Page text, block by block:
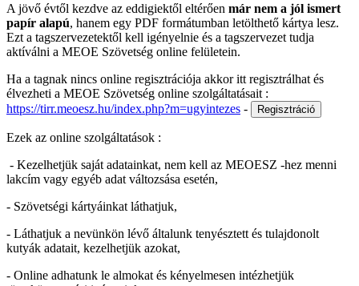
A jövő évtől kezdve az eddigiektől eltérően már nem a jól ismert
papír alapú, hanem egy PDF formátumban letölthető kártya lesz.
Ezt a tagszervezetektől kell igényelnie és a tagszervezet tudja
aktíválni a MEOE Szövetség online felületein.
Ha a tagnak nincs online regisztrációja akkor itt regisztrálhat és
élvezheti a MEOE Szövetség online szolgáltatásait :
https://tirr.meoesz.hu/index.php?m=ugyintezes -
Ezek az online szolgáltatások :
- Kezelhetjük saját adatainkat, nem kell az MEOESZ -hez menni
lakcím vagy egyéb adat változsása esetén,
- Szövetségi kártyáinkat láthatjuk,
- Láthatjuk a nevünkön lévő általunk tenyésztett és tulajdonolt
kutyák adatait, kezelhetjük azokat,
- Online adhatunk le almokat és kényelmesen intézhetjük